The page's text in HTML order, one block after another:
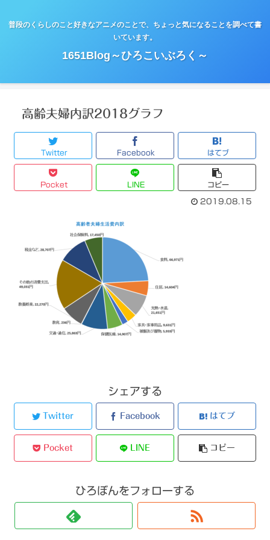
普段のくらしのこと好きなアニメのことで、ちょっと気になることを調べて書
いています。
1651Blog～ひろこいぶろく～
高齢夫婦内訳2018グラフ
Twitter Facebook はてブ
Pocket LINE コピー
2019.08.15
シェアする
Twitter Facebook はてブ
Pocket LINE コピー
ひろぼんをフォローする